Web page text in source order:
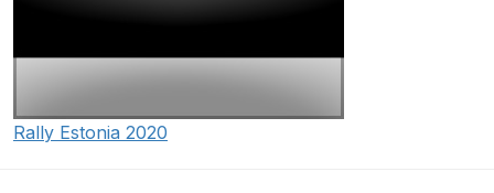
Rally Estonia 2020